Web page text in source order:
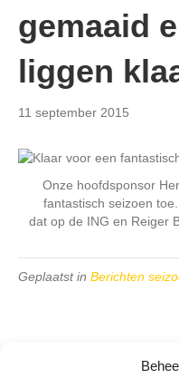
gemaaid
liggen
11 september 2015
Onze hoofdsponsor
fantastisch seizoen
dat op de ING en Reiger
Geplaatst in Berichten